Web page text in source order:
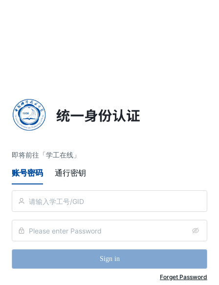
即将前往「学工在线」
账号密码 通行密钥
Sign in
Forget Password